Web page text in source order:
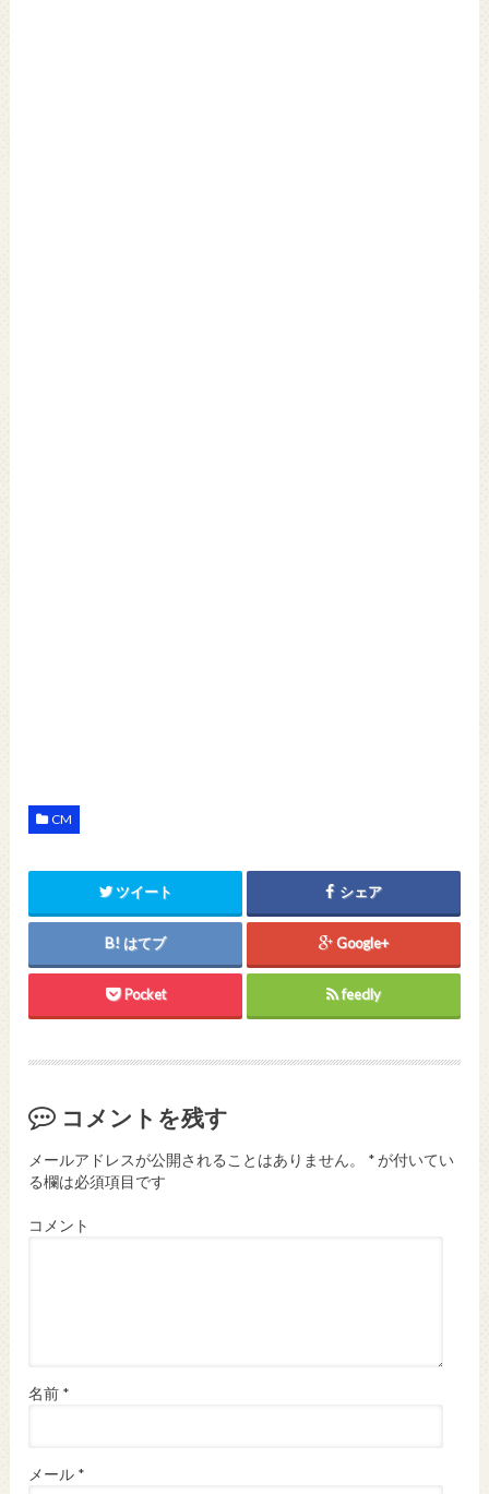
CM
ツイート シェア
はてブ Google+
Pocket feedly
コメントを残す
メールアドレスが公開されることはありません。 *が付いてい
る欄は必須項目です
コメント
名前 *
メール *